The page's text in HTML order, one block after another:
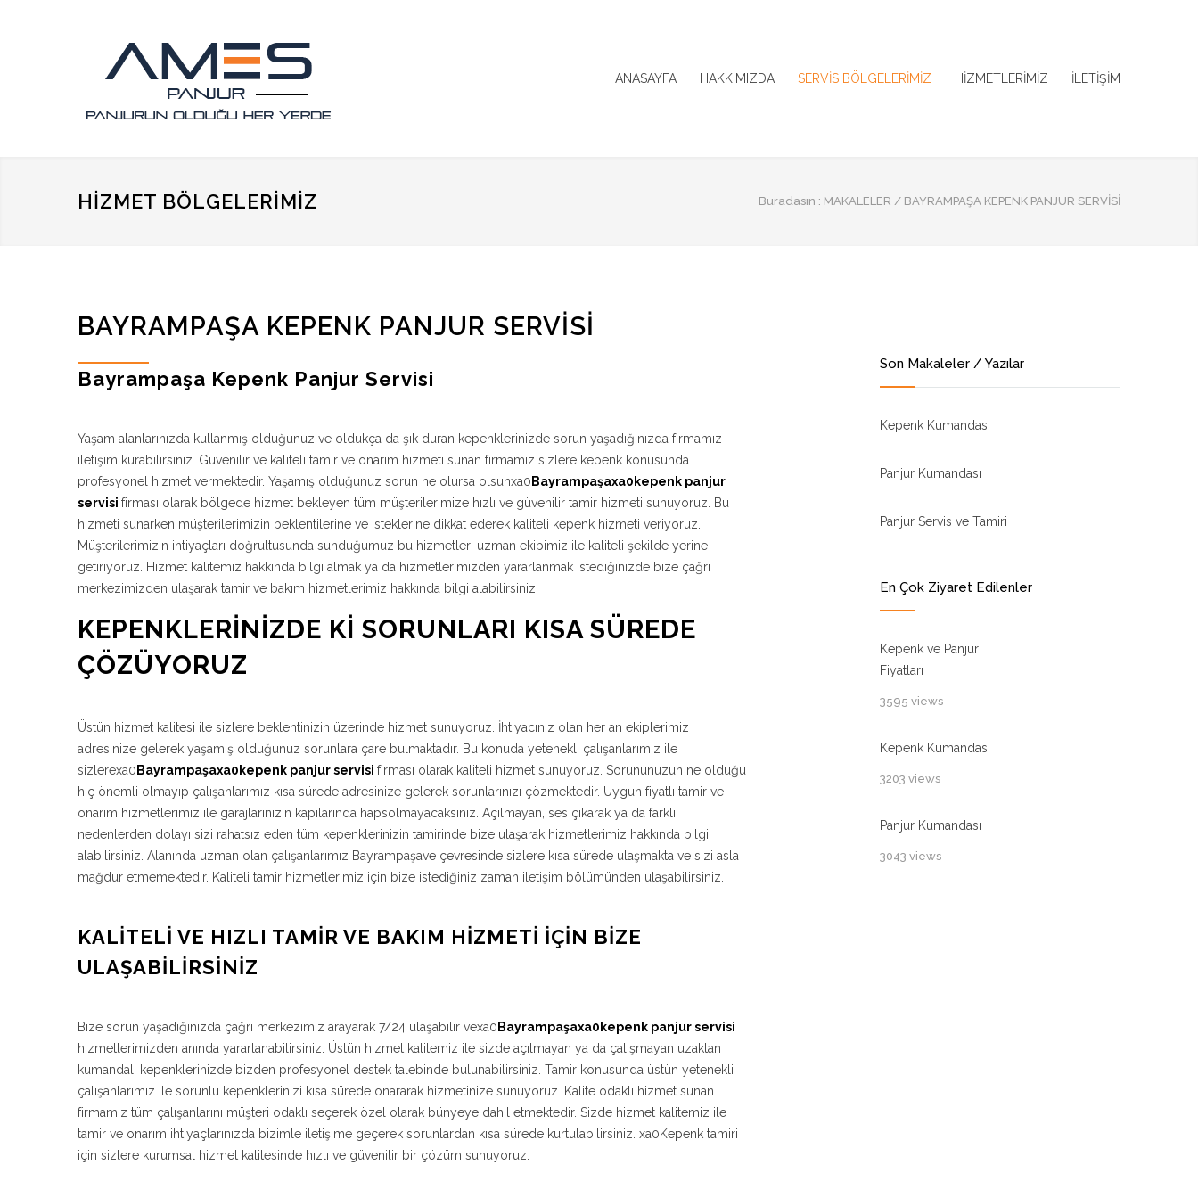
ANASAYFA HAKKIMIZDA SERVİS BÖLGELERİMİZ HİZMETLERİMİZ İLETİŞİM
HIZMET BÖLGELERIMIZ Buradasın : MAKALELER / BAYRAMPAŞA KEPENK PANJUR SERVISI
BAYRAMPAŞA KEPENK PANJUR SERVISI
Bayrampaşa Kepenk Panjur Servisi
Yaşam alanlarınızda kullanmış olduğunuz ve oldukça da şık duran kepenklerinizde sorun yaşadığınızda firmamız
iletişim kurabilirsiniz. Güvenilir ve kaliteli tamir ve onarım hizmeti sunan firmamız sizlere kepenk konusunda
profesyonel hizmet vermektedir. Yaşamış olduğunuz sorun ne olursa olsunxa0 Bayrampaşaxa0kepenk panjur
servisi firması olarak bölgede hizmet bekleyen tüm müşterilerimize hızlı ve güvenilir tamir hizmeti sunuyoruz. Bu
hizmeti sunarken müşterilerimizin beklentilerine ve isteklerine dikkat ederek kaliteli kepenk hizmeti veriyoruz.
Müşterilerimizin ihtiyaçları doğrultusunda sunduğumuz bu hizmetleri uzman ekibimiz ile kaliteli şekilde yerine
getiriyoruz. Hizmet kalitemiz hakkında bilgi almak ya da hizmetlerimizden yararlanmak istediğinizde bize çağrı
merkezimizden ulaşarak tamir ve bakım hizmetlerimiz hakkında bilgi alabilirsiniz.
KEPENKLERINIZDE KI SORUNLARI KISA SÜREDE
ÇÖZÜYORUZ
Üstün hizmet kalitesi ile sizlere beklentinizin üzerinde hizmet sunuyoruz. İhtiyacınız olan her an ekiplerimiz
adresinize gelerek yaşamış olduğunuz sorunlara çare bulmaktadır. Bu konuda yetenekli çalışanlarımız ile
sizlerexa0 Bayrampaşaxa0kepenk panjur servisi firması olarak kaliteli hizmet sunuyoruz. Sorununuzun ne olduğu
hiç önemli olmayıp çalışanlarımız kısa sürede adresinize gelerek sorunlarınızı çözmektedir. Uygun fiyatlı tamir ve
onarım hizmetlerimiz ile garajlarınızın kapılarında hapsolmayacaksınız. Açılmayan, ses çıkarak ya da farklı
nedenlerden dolayı sizi rahatsız eden tüm kepenklerinizin tamirinde bize ulaşarak hizmetlerimiz hakkında bilgi
alabilirsiniz. Alanında uzman olan çalışanlarımız Bayrampaşave çevresinde sizlere kısa sürede ulaşmakta ve sizi asla
mağdur etmemektedir. Kaliteli tamir hizmetlerimiz için bize istediğiniz zaman iletişim bölümünden ulaşabilirsiniz.
KALITELI VE HIZLI TAMIR VE BAKIM HIZMETI İÇIN BIZE
ULAŞABILIRSINIZ
Bize sorun yaşadığınızda çağrı merkezimiz arayarak 7/24 ulaşabilir vexa0 Bayrampaşaxa0kepenk panjur servisi
hizmetlerimizden anında yararlanabilirsiniz. Üstün hizmet kalitemiz ile sizde açılmayan ya da çalışmayan uzaktan
kumandalı kepenklerinizde bizden profesyonel destek talebinde bulunabilirsiniz. Tamir konusunda üstün yetenekli
çalışanlarımız ile sorunlu kepenklerinizi kısa sürede onararak hizmetinize sunuyoruz. Kalite odaklı hizmet sunan
firmamız tüm çalışanlarını müşteri odaklı seçerek özel olarak bünyeye dahil etmektedir. Sizde hizmet kalitemiz ile
tamir ve onarım ihtiyaçlarınızda bizimle iletişime geçerek sorunlardan kısa sürede kurtulabilirsiniz. xa0Kepenk tamiri
için sizlere kurumsal hizmet kalitesinde hızlı ve güvenilir bir çözüm sunuyoruz.
Son Makaleler / Yazılar
Kepenk Kumandası
Panjur Kumandası
Panjur Servis ve Tamiri
En Çok Ziyaret Edilenler
Kepenk ve Panjur
Fiyatları
3595 views
Kepenk Kumandası
3203 views
Panjur Kumandası
3043 views